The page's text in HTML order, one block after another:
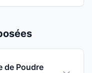
de Poudre